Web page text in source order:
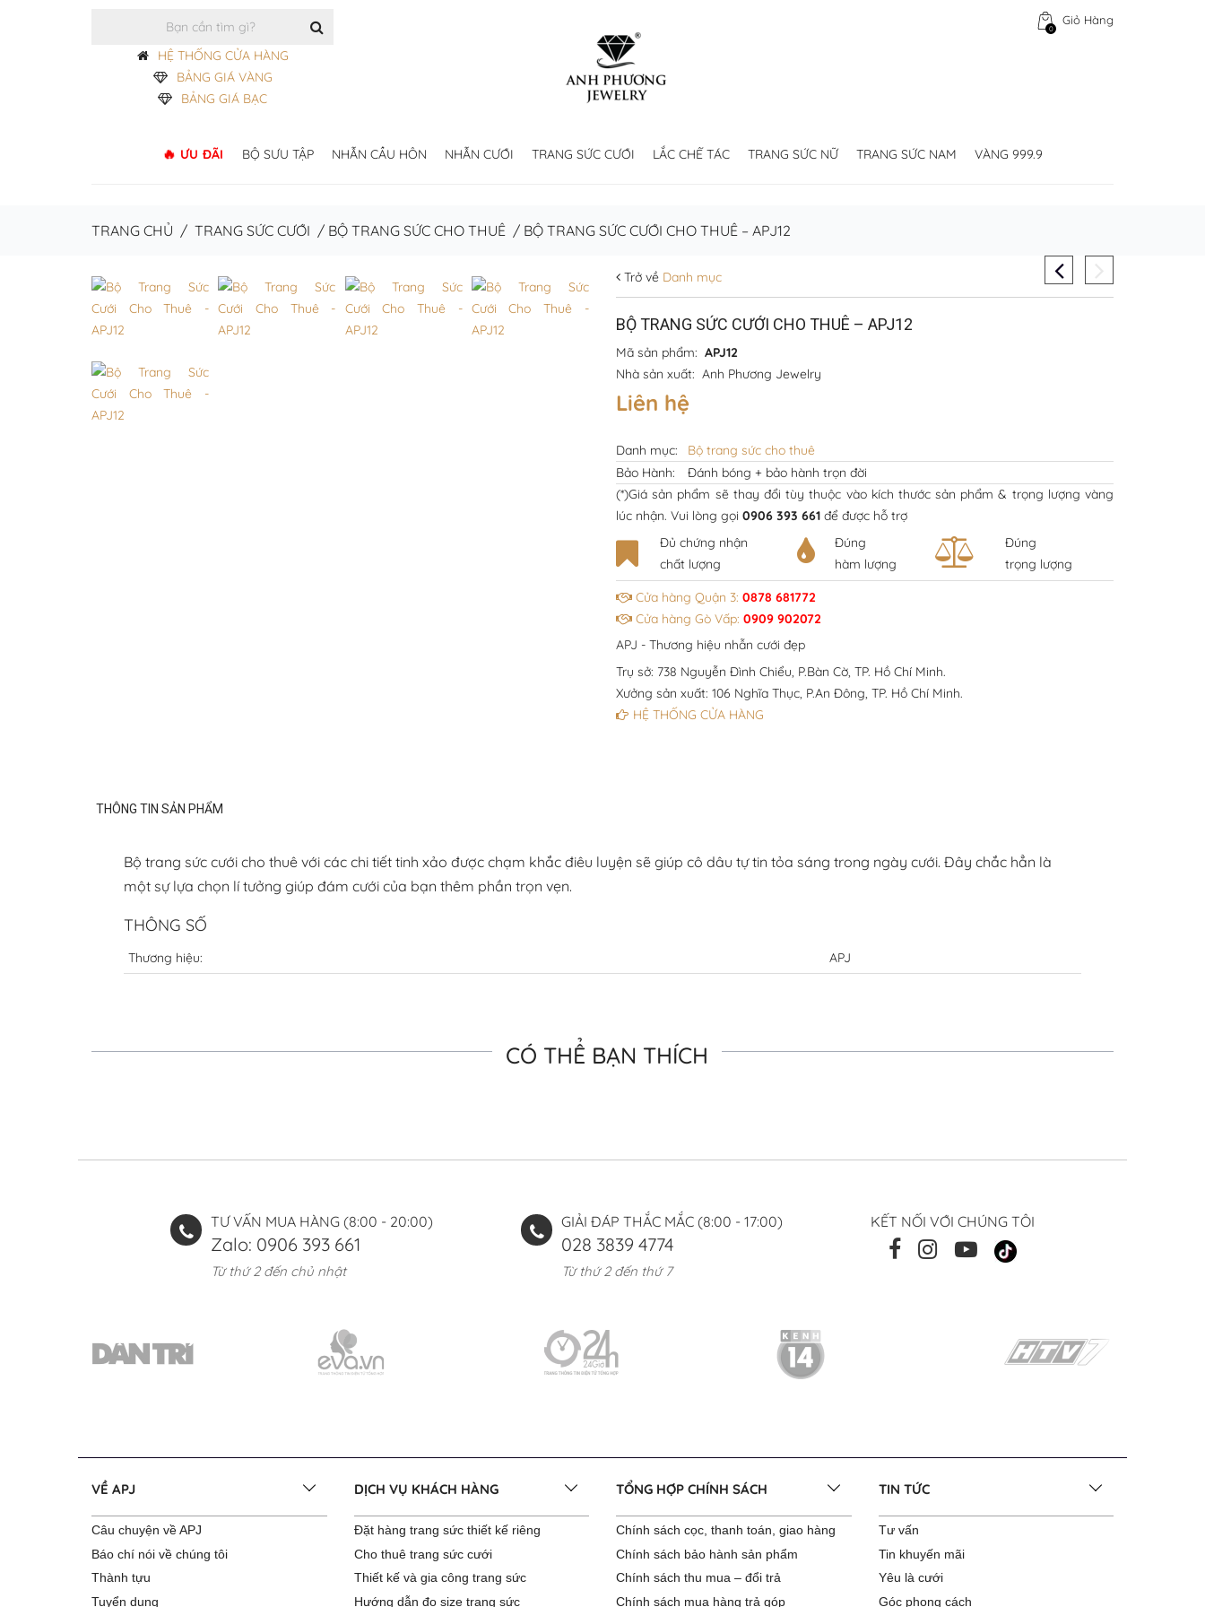
Giỏ Hàng
0
HỆ THỐNG CỬA HÀNG
BẢNG GIÁ VÀNG
BẢNG GIÁ BẠC
ƯU ĐÃI BỘ SƯU TẬP NHẪN CẦU HÔN NHẪN CƯỚI TRANG SỨC CƯỚI LẮC CHẾ TÁC TRANG SỨC NỮ TRANG SỨC NAM VÀNG 999.9
TRANG CHỦ / TRANG SỨC CƯỚI / BỘ TRANG SỨC CHO THUÊ / BỘ TRANG SỨC CƯỚI CHO THUÊ – APJ12
Trở về Danh mục
BỘ TRANG SỨC CƯỚI CHO THUÊ – APJ12
Mã sản phẩm: APJ12
Nhà sản xuất: Anh Phương Jewelry
Liên hệ
Danh mục:
Bộ trang sức cho thuê
Bảo Hành:
Đánh bóng + bảo hành trọn đời
(*)Giá sản phẩm sẽ thay đổi tùy thuộc vào kích thước sản phẩm & trọng lượng vàng
lúc nhận. Vui lòng gọi 0906 393 661 để được hỗ trợ
Đủ chứng nhận
chất lượng
Đúng
hàm lượng
Đúng
trọng lượng
Cửa hàng Quận 3: 0878 681772
Cửa hàng Gò Vấp: 0909 902072
APJ - Thương hiệu nhẫn cưới đẹp
Trụ sở: 738 Nguyễn Đình Chiểu, P.Bàn Cờ, TP. Hồ Chí Minh.
Xưởng sản xuất: 106 Nghĩa Thục, P.An Đông, TP. Hồ Chí Minh.
HỆ THỐNG CỬA HÀNG
THÔNG TIN SẢN PHẨM
Bộ trang sức cưới cho thuê với các chi tiết tinh xảo được chạm khắc điêu luyện sẽ giúp cô dâu tự tin tỏa sáng trong ngày cưới. Đây chắc hẳn là
một sự lựa chọn lí tưởng giúp đám cưới của bạn thêm phần trọn vẹn.
THÔNG SỐ
Thương hiệu: APJ
CÓ THỂ BẠN THÍCH
TƯ VẤN MUA HÀNG (8:00 - 20:00)
Zalo: 0906 393 661
Từ thứ 2 đến chủ nhật
GIẢI ĐÁP THẮC MẮC (8:00 - 17:00)
028 3839 4774
Từ thứ 2 đến thứ 7
KẾT NỐI VỚI CHÚNG TÔI
VỀ APJ
Câu chuyện về APJ
Báo chí nói về chúng tôi
Thành tựu
Tuyển dụng
DỊCH VỤ KHÁCH HÀNG
Đặt hàng trang sức thiết kế riêng
Cho thuê trang sức cưới
Thiết kế và gia công trang sức
Hướng dẫn đo size trang sức
TỔNG HỢP CHÍNH SÁCH
Chính sách cọc, thanh toán, giao hàng
Chính sách bảo hành sản phẩm
Chính sách thu mua – đổi trả
Chính sách mua hàng trả góp
TIN TỨC
Tư vấn
Tin khuyến mãi
Yêu là cưới
Góc phong cách